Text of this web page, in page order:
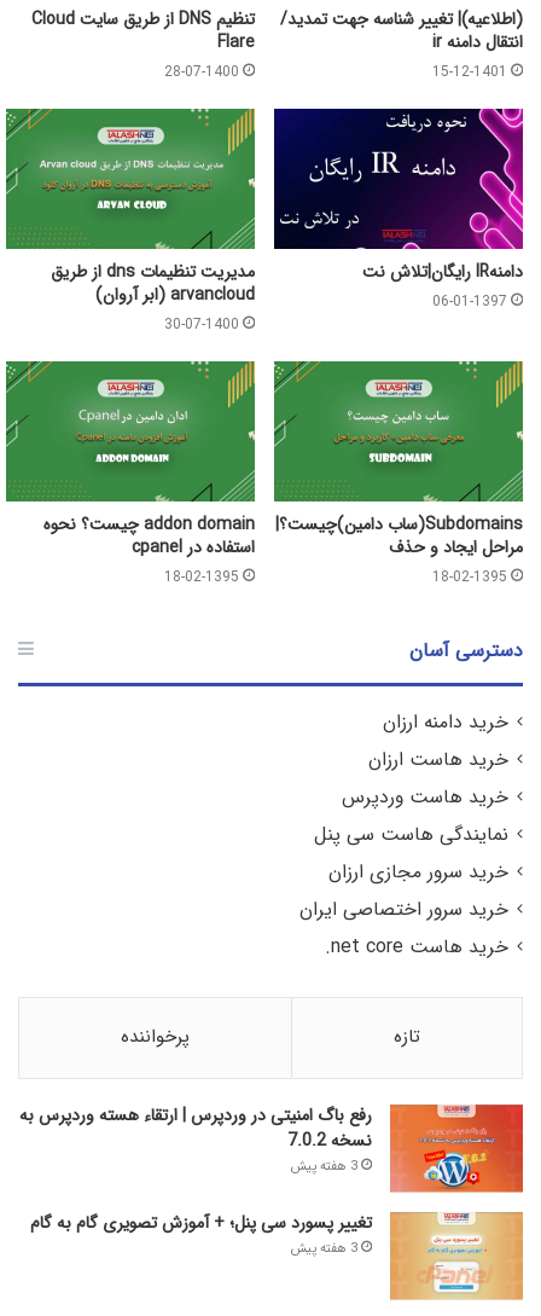
(اطلاعیه)| تغییر شناسه جهت تمدید/
انتقال دامنه ir
15-12-1401
تنظیم DNS از طریق سایت Cloud
Flare
28-07-1400
دامنهIR رایگان|تلاش نت
06-01-1397
مدیریت تنظیمات dns از طریق
arvancloud (ابر آروان)
30-07-1400
Subdomains(ساب دامین)چیست؟|
مراحل ایجاد و حذف
18-02-1395
addon domain چیست؟ نحوه
استفاده در cpanel
18-02-1395
دسترسی آسان
خرید دامنه ارزان
خرید هاست ارزان
خرید هاست وردپرس
نمایندگی هاست سی پنل
خرید سرور مجازی ارزان
خرید سرور اختصاصی ایران
خرید هاست net core.
تازه پرخواننده
رفع باگ امنیتی در وردپرس | ارتقاء هسته وردپرس به
نسخه 7.0.2
3 هفته پیش
تغییر پسورد سی پنل؛ + آموزش تصویری گام به گام
3 هفته پیش